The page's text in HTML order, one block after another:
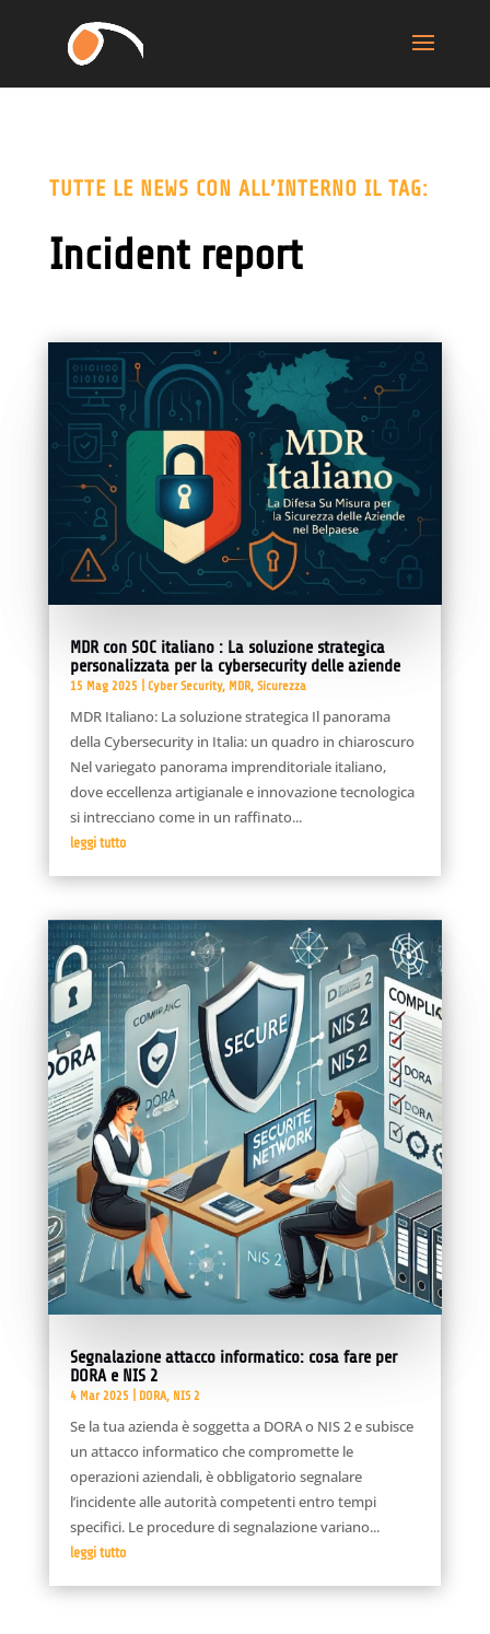
TUTTE LE NEWS CON ALL’INTERNO IL TAG:
Incident report
MDR con SOC italiano : La soluzione strategica
personalizzata per la cybersecurity delle aziende
15 Mag 2025 Cyber Security, MDR, Sicurezza
MDR Italiano: La soluzione strategica Il panorama
della Cybersecurity in Italia: un quadro in chiaroscuro
Nel variegato panorama imprenditoriale italiano,
dove eccellenza artigianale e innovazione tecnologica
si intrecciano come in un raffinato...
leggi tutto
Segnalazione attacco informatico: cosa fare per
DORA e NIS 2
4 Mar 2025 DORA, NIS 2
Se la tua azienda è soggetta a DORA o NIS 2 e subisce
un attacco informatico che compromette le
operazioni aziendali, è obbligatorio segnalare
l’incidente alle autorità competenti entro tempi
specifici. Le procedure di segnalazione variano...
leggi tutto